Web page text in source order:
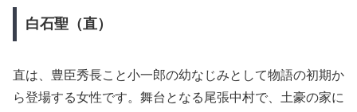
白石聖（直）
直は、豊臣秀長こと小一郎の幼なじみとして物語の初期か
ら登場する女性です。舞台となる尾張中村で、土豪の家に